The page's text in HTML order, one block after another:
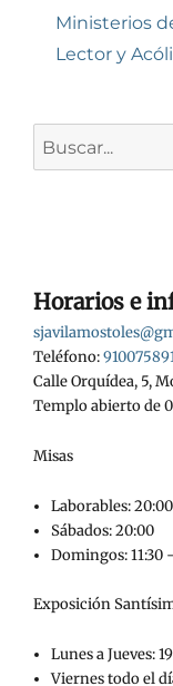
entradas
anterior:
Ministerios
Lector y
Horarios e
Teléfono:
Calle Orquídea, 5,
Templo abierto de
Misas
Laborables: 20:00
Sábados: 20:00
Domingos: 11:30
Exposición
Lunes a Jueves:
Viernes todo el